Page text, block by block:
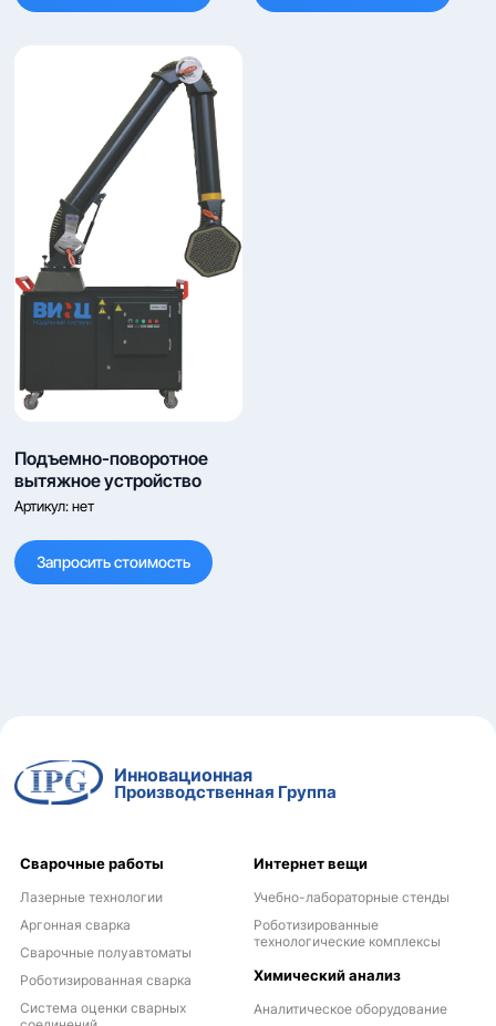
Подъемно-поворотное
вытяжное устройство
Артикул:нет
Запросить стоимость
Инновационная
Производственная Группа
Сварочные работы
Лазерные технологии
Аргонная сварка
Сварочные полуавтоматы
Роботизированная сварка
Система оценки сварных
Интернет вещи
Учебно-лабораторные стенды
Роботизированные
технологические комплексы
Химический анализ
Аналитическое оборудование